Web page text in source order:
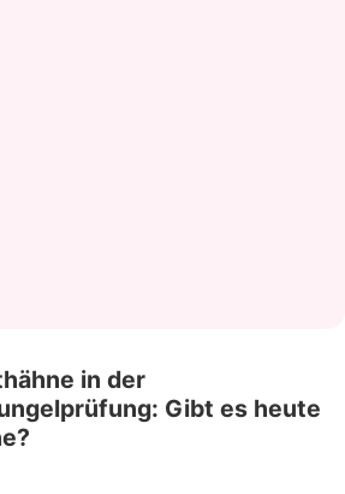
in der
Gibt es heute